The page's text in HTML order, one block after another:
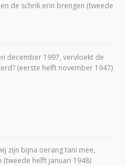
de schrik erin brengen (tweede
december 1997, vervloekt de
(eerste helft november 1947)
zijn bijna oerang tani mee,
helft januari 1948)